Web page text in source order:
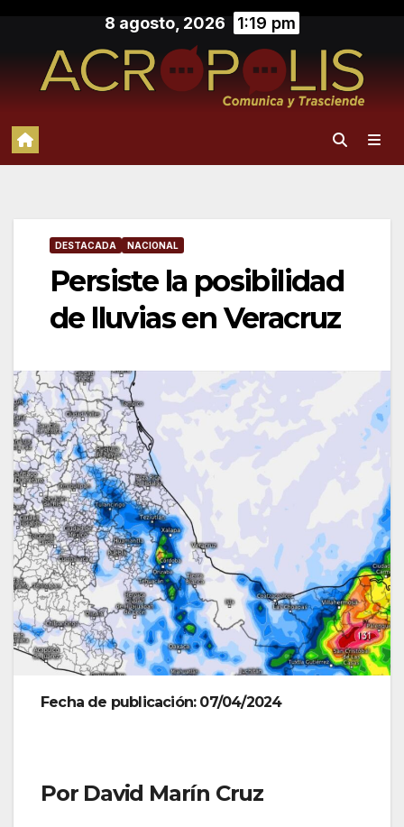
contenido
8 agosto, 2026 1:19 pm
DESTACADA NACIONAL
Persiste la posibilidad
de lluvias en Veracruz
Fecha de publicación: 07/04/2024
Por David Marín Cruz